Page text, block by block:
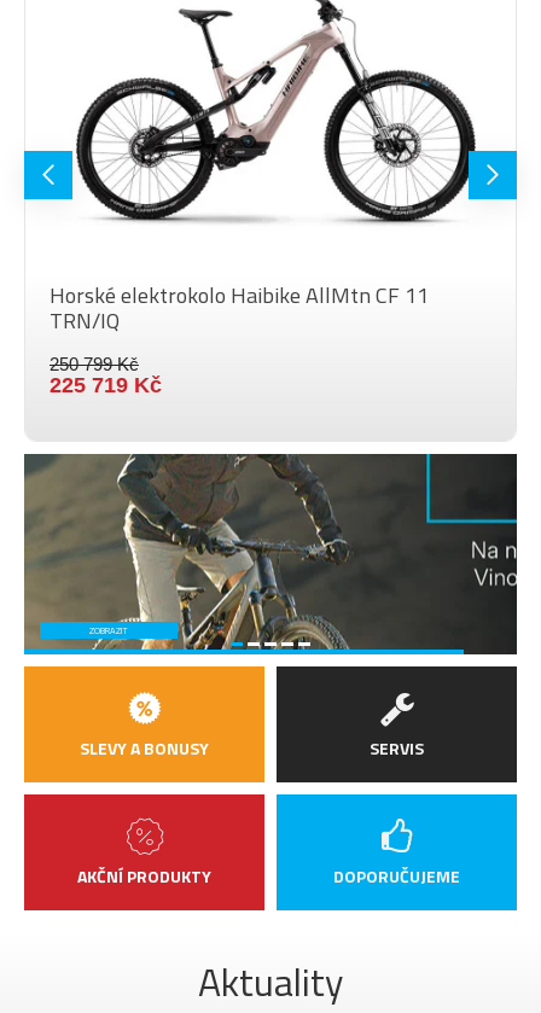
Selle Royal SRX Open
SEDLOVKA
Megamo Ø 31,6mm telescopic
seat post
PEDÁLY
bez pedálů
MAX.
HMOTNOST 120 kg
VELIKOST
KOL
29"
Barva
Horské elektrokolo Haibike AllMtn CF 11
TRN/IQ
250 799 Kč
225 719 Kč
ZOBRAZIT
SLEVY A BONUSY
AKČNÍ PRODUKTY
SERVIS
DOPORUČUJEME
Aktuality